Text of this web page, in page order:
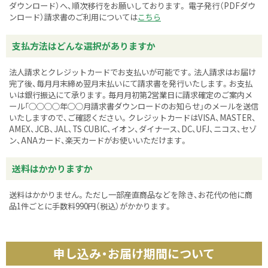
ダウンロード）へ、順次移行をお願いしております。 電子発行（PDFダウ
ンロード）請求書のご利用についてはこちら
支払方法はどんな選択がありますか
法人請求とクレジットカードでお支払いが可能です。法人請求はお届け
完了後、毎月月末締め翌月末払いにて請求書を発行いたします。お支払
いは銀行振込にて承ります。毎月月初第2営業日に請求確定のご案内メ
ール「○○○○年○○月請求書ダウンロードのお知らせ」のメールを送信
いたしますので、ご確認ください。クレジットカードはVISA、MASTER、
AMEX、JCB、JAL、TS CUBIC、イオン、ダイナース、DC、UFJ、ニコス、セゾ
ン、ANAカード、楽天カードがお使いいただけます。
送料はかかりますか
送料はかかりません。ただし一部産直商品などを除き、お花代の他に商
品1件ごとに手数料990円（税込）がかかります。
申し込み・お届け期間について